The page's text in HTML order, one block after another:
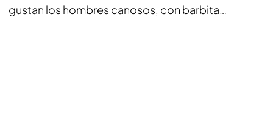
gustan los hombres canosos, con barbita…